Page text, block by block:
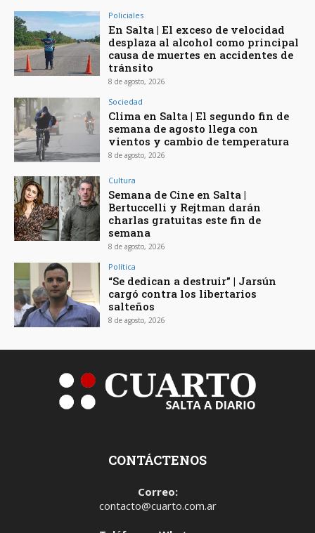
Policiales
En Salta | El exceso de velocidad
desplaza al alcohol como principal
causa de muertes en accidentes de
tránsito
8 de agosto, 2026
Sociedad
Clima en Salta | El segundo fin de
semana de agosto llega con
vientos y cambio de temperatura
8 de agosto, 2026
Cultura
Semana de Cine en Salta |
Bertuccelli y Rejtman darán
charlas gratuitas este fin de
semana
8 de agosto, 2026
Política
“Se dedican a destruir” | Jarsún
cargó contra los libertarios
salteños
8 de agosto, 2026
CONTÁCTENOS
Correo:
contacto@cuarto.com.ar